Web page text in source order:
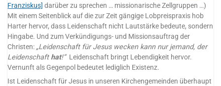
Franziskus] darüber zu sprechen … missionarische Zellgruppen …)
Mit einem Seitenblick auf die zur Zeit gängige Lobpreispraxis hob
Harter hervor, dass Leidenschaft nicht Lautstärke bedeute, sondern
Hingabe. Und zum Verkündigungs- und Missionsauftrag der
Christen: „Leidenschaft für Jesus wecken kann nur jemand, der
Leidenschaft hat!“ Leidenschaft bringt Lebendigkeit hervor.
Vernunft als Gegenpol bedeutet lediglich Existenz.
Ist Leidenschaft für Jesus in unseren Kirchengemeinden überhaupt